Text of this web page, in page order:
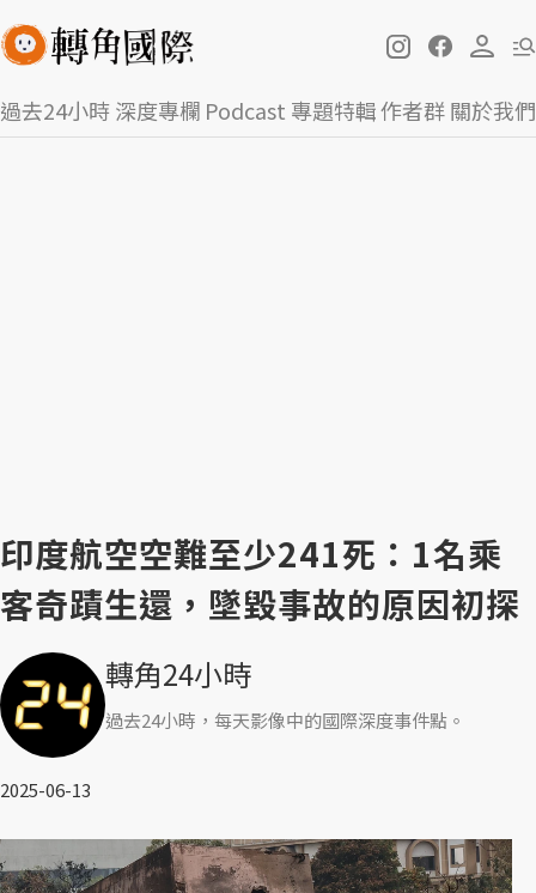
過去24小時深度專欄 Podcast 專題特輯作者群關於我們
印度航空空難至少241死：1名乘
客奇蹟生還，墜毀事故的原因初探
轉角24小時
過去24小時，每天影像中的國際深度事件點。
2025-06-13